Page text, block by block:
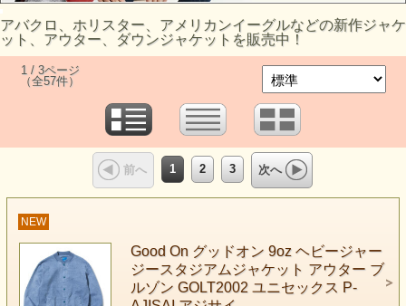
アバクロ、ホリスター、アメリカンイーグルなどの新作ジャケ
ット、アウター、ダウンジャケットを販売中！
1 / 3ページ
（全57件）
前へ 1 2 3 次へ
NEW
Good On グッドオン 9oz ヘビージャー
ジースタジアムジャケット アウター ブ
ルゾン GOLT2002 ユニセックス P-